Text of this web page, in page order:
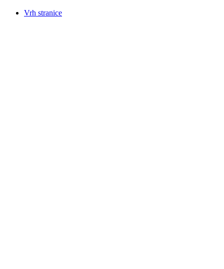
Vrh stranice